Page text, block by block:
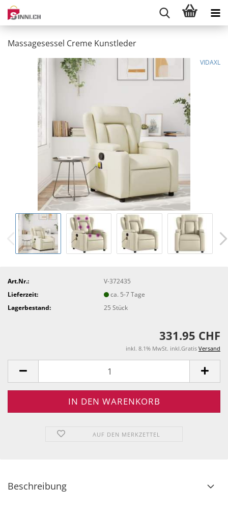
Massagesessel Creme Kunstleder
VIDAXL
Art.Nr.:
V-372435
Lieferzeit:
ca. 5-7 Tage
Lagerbestand:
25Stück
331.95 CHF
inkl. 8.1% MwSt. inkl.Gratis Versand
AUF DEN MERKZETTEL
Beschreibung